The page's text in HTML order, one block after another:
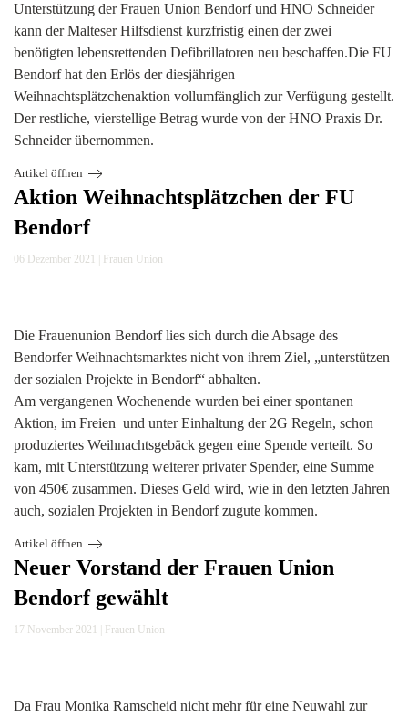
Unterstützung der Frauen Union Bendorf und HNO Schneider
kann der Malteser Hilfsdienst kurzfristig einen der zwei
benötigten lebensrettenden Defibrillatoren neu beschaffen.Die FU
Bendorf hat den Erlös der diesjährigen
Weihnachtsplätzchenaktion vollumfänglich zur Verfügung gestellt.
Der restliche, vierstellige Betrag wurde von der HNO Praxis Dr.
Schneider übernommen.
Artikel öffnen
Aktion Weihnachtsplätzchen der FU
Bendorf
06 Dezember 2021 Frauen Union
Die Frauenunion Bendorf lies sich durch die Absage des
Bendorfer Weihnachtsmarktes nicht von ihrem Ziel, „unterstützen
der sozialen Projekte in Bendorf“ abhalten.
Am vergangenen Wochenende wurden bei einer spontanen
Aktion, im Freien und unter Einhaltung der 2G Regeln, schon
produziertes Weihnachtsgebäck gegen eine Spende verteilt. So
kam, mit Unterstützung weiterer privater Spender, eine Summe
von 450€ zusammen. Dieses Geld wird, wie in den letzten Jahren
auch, sozialen Projekten in Bendorf zugute kommen.
Artikel öffnen
Neuer Vorstand der Frauen Union
Bendorf gewählt
17 November 2021 Frauen Union
Da Frau Monika Ramscheid nicht mehr für eine Neuwahl zur